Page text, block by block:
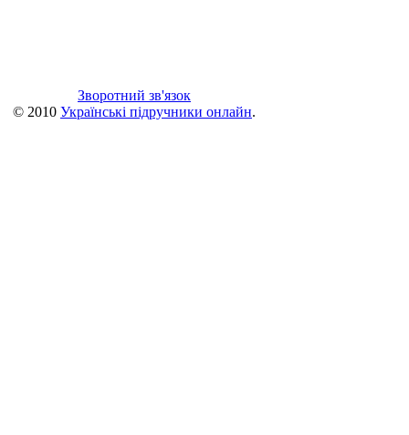
Зворотний зв'язок
© 2010 Українські підручники онлайн.